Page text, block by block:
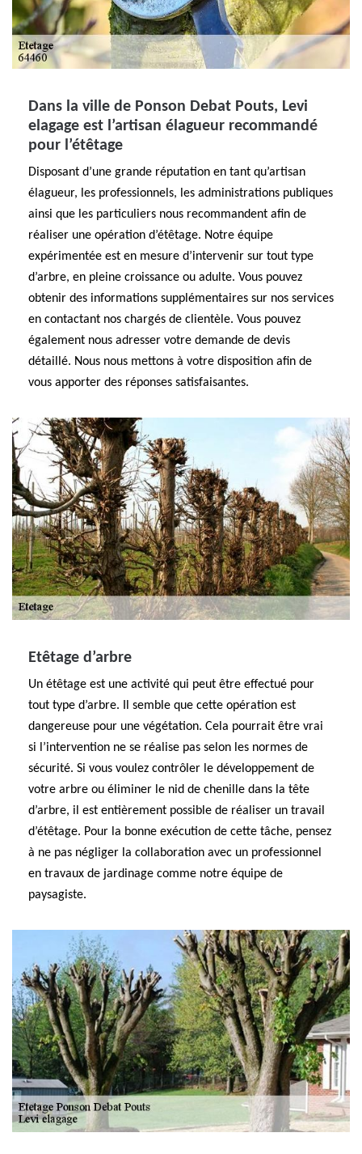
Dans la ville de Ponson Debat Pouts, Levi
elagage est l’artisan élagueur recommandé
pour l’étêtage
Disposant d’une grande réputation en tant qu’artisan
élagueur, les professionnels, les administrations publiques
ainsi que les particuliers nous recommandent afin de
réaliser une opération d’étêtage. Notre équipe
expérimentée est en mesure d’intervenir sur tout type
d’arbre, en pleine croissance ou adulte. Vous pouvez
obtenir des informations supplémentaires sur nos services
en contactant nos chargés de clientèle. Vous pouvez
également nous adresser votre demande de devis
détaillé. Nous nous mettons à votre disposition afin de
vous apporter des réponses satisfaisantes.
Etêtage d’arbre
Un étêtage est une activité qui peut être effectué pour
tout type d’arbre. Il semble que cette opération est
dangereuse pour une végétation. Cela pourrait être vrai
si l’intervention ne se réalise pas selon les normes de
sécurité. Si vous voulez contrôler le développement de
votre arbre ou éliminer le nid de chenille dans la tête
d’arbre, il est entièrement possible de réaliser un travail
d’étêtage. Pour la bonne exécution de cette tâche, pensez
à ne pas négliger la collaboration avec un professionnel
en travaux de jardinage comme notre équipe de
paysagiste.